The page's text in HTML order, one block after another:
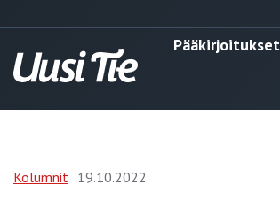
Pääkirjoitukset
Kolumnit 19.10.2022